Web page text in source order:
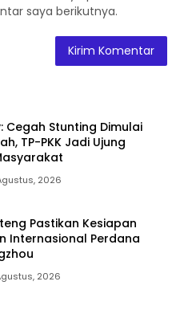
saya berikutnya.
Cegah Stunting Dimulai
TP-PKK Jadi Ujung
2026
Pastikan Kesiapan
Internasional Perdana
2026